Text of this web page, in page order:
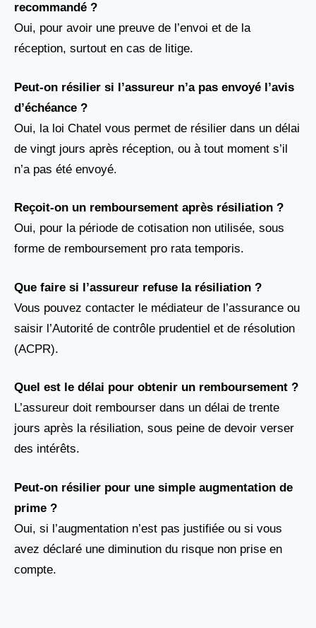
recommandé ?
Oui, pour avoir une preuve de l’envoi et de la
réception, surtout en cas de litige.
Peut-on résilier si l’assureur n’a pas envoyé l’avis
d’échéance ?
Oui, la loi Chatel vous permet de résilier dans un délai
de vingt jours après réception, ou à tout moment s’il
n’a pas été envoyé.
Reçoit-on un remboursement après résiliation ?
Oui, pour la période de cotisation non utilisée, sous
forme de remboursement pro rata temporis.
Que faire si l’assureur refuse la résiliation ?
Vous pouvez contacter le médiateur de l’assurance ou
saisir l’Autorité de contrôle prudentiel et de résolution
(ACPR).
Quel est le délai pour obtenir un remboursement ?
L’assureur doit rembourser dans un délai de trente
jours après la résiliation, sous peine de devoir verser
des intérêts.
Peut-on résilier pour une simple augmentation de
prime ?
Oui, si l’augmentation n’est pas justifiée ou si vous
avez déclaré une diminution du risque non prise en
compte.